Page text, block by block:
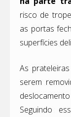
risco de
as portas
superfícies
As
serem
Seguindo